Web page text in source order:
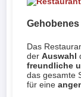
Das
derAuswahl
freundliche
das gesamte
für eine